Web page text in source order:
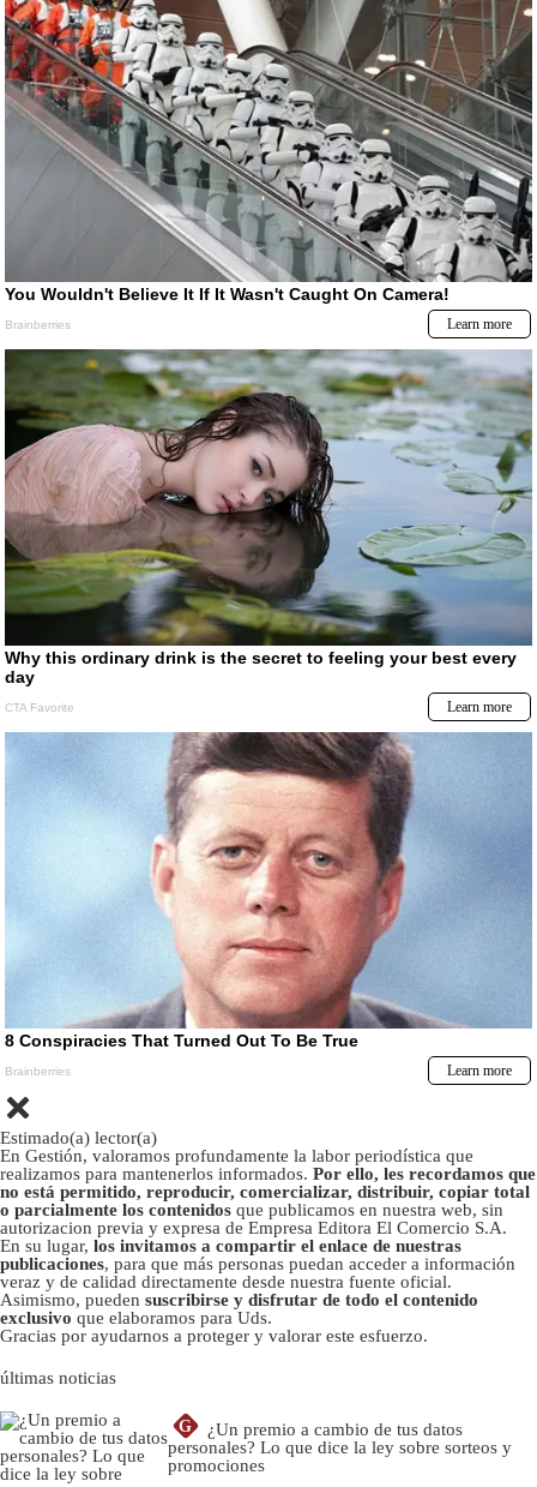
Estimado(a) lector(a)
En Gestión, valoramos profundamente la labor periodística que
realizamos para mantenerlos informados. Por ello, les recordamos que
no está permitido, reproducir, comercializar, distribuir, copiar total
o parcialmente los contenidos que publicamos en nuestra web, sin
autorizacion previa y expresa de Empresa Editora El Comercio S.A.
En su lugar, los invitamos a compartir el enlace de nuestras
publicaciones, para que más personas puedan acceder a información
veraz y de calidad directamente desde nuestra fuente oficial.
Asimismo, pueden suscribirse y disfrutar de todo el contenido
exclusivo que elaboramos para Uds.
Gracias por ayudarnos a proteger y valorar este esfuerzo.
últimas noticias
G
¿Un premio a cambio de tus datos
personales? Lo que dice la ley sobre sorteos y
promociones